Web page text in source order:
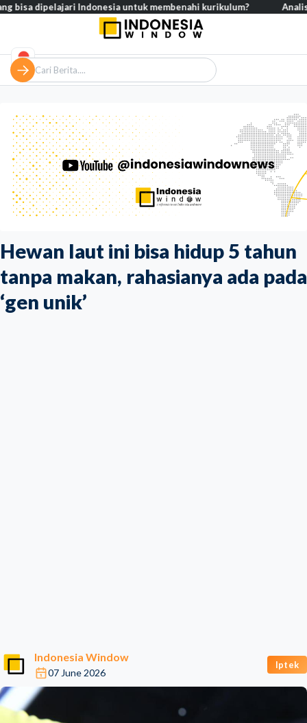
Hewan laut ini bisa hidup 5 tahun
tanpa makan, rahasianya ada pada
‘gen unik’
Indonesia Window
07 June 2026
Iptek
Indonesia untuk membenahi kurikulum? Analisis – Ke